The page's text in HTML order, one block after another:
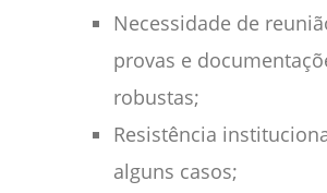
Necessidade de
provas e
robustas;
Resistência
alguns casos;